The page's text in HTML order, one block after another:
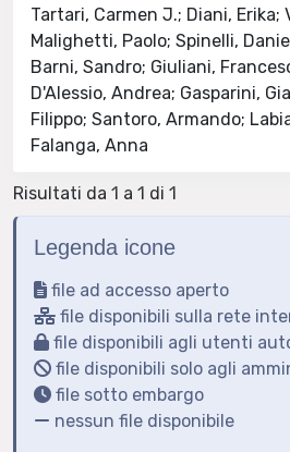
Tartari, Carmen J.; Diani, Erika;
Malighetti, Paolo; Spinelli,
Barni, Sandro; Giuliani,
D'Alessio, Andrea; Gasparini,
Filippo; Santoro, Armando;
Falanga, Anna
Risultati da 1 a 1 di 1
Legenda icone
file ad accesso aperto
file disponibili sulla rete
file disponibili agli utenti
file disponibili solo agli
file sotto embargo
nessun file disponibile